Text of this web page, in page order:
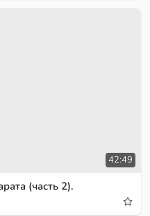
42:49
(часть 2).